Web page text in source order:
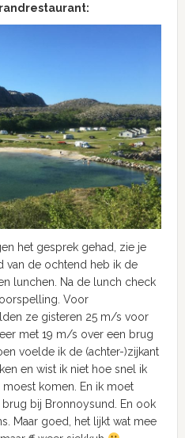
het gesprek gehad, zie je
van de ochtend heb ik de
lunchen. Na de lunch check
Voor
ze gisteren 25 m/s voor
met 19 m/s over een brug
voelde ik de (achter-)zijkant
en wist ik niet hoe snel ik
komen. En ik moet
bij Bronnoysund. En ook
Maar goed, het lijkt wat mee